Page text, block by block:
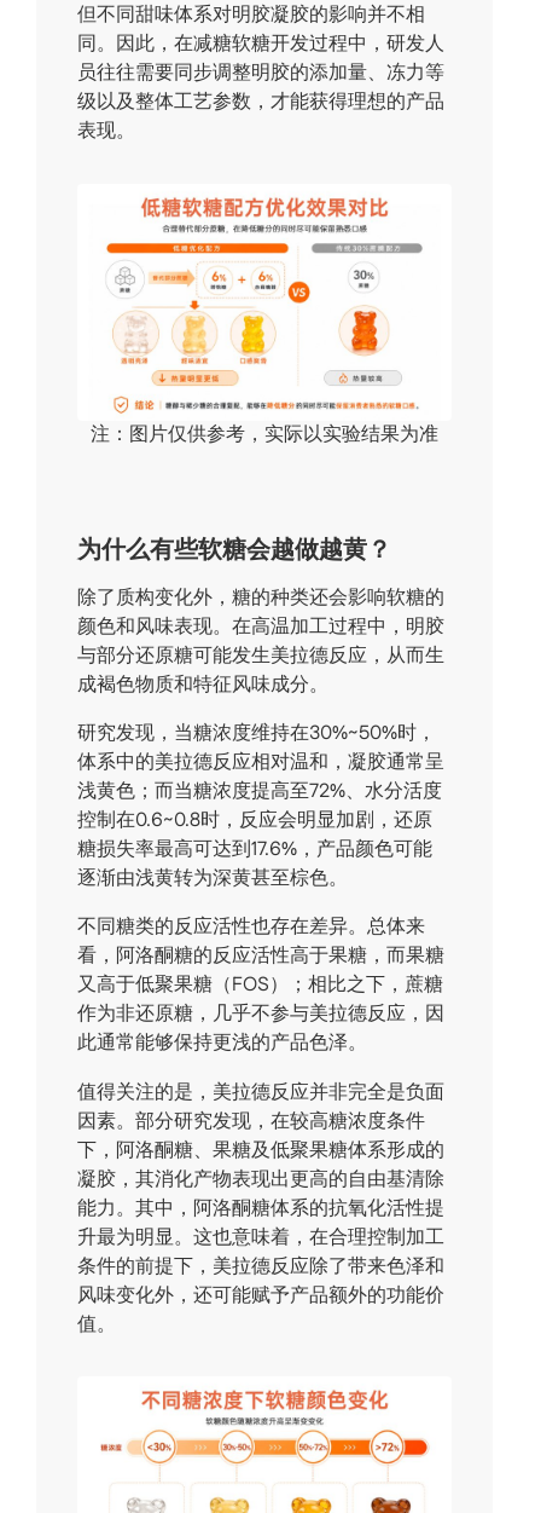
但不同甜味体系对明胶凝胶的影响并不相
同。因此，在减糖软糖开发过程中，研发人
员往往需要同步调整明胶的添加量、冻力等
级以及整体工艺参数，才能获得理想的产品
表现。
注：图片仅供参考，实际以实验结果为准
为什么有些软糖会越做越黄？
除了质构变化外，糖的种类还会影响软糖的
颜色和风味表现。在高温加工过程中，明胶
与部分还原糖可能发生美拉德反应，从而生
成褐色物质和特征风味成分。
研究发现，当糖浓度维持在30%~50%时，
体系中的美拉德反应相对温和，凝胶通常呈
浅黄色；而当糖浓度提高至72%、水分活度
控制在0.6~0.8时，反应会明显加剧，还原
糖损失率最高可达到17.6%，产品颜色可能
逐渐由浅黄转为深黄甚至棕色。
不同糖类的反应活性也存在差异。总体来
看，阿洛酮糖的反应活性高于果糖，而果糖
又高于低聚果糖（FOS）；相比之下，蔗糖
作为非还原糖，几乎不参与美拉德反应，因
此通常能够保持更浅的产品色泽。
值得关注的是，美拉德反应并非完全是负面
因素。部分研究发现，在较高糖浓度条件
下，阿洛酮糖、果糖及低聚果糖体系形成的
凝胶，其消化产物表现出更高的自由基清除
能力。其中，阿洛酮糖体系的抗氧化活性提
升最为明显。这也意味着，在合理控制加工
条件的前提下，美拉德反应除了带来色泽和
风味变化外，还可能赋予产品额外的功能价
值。